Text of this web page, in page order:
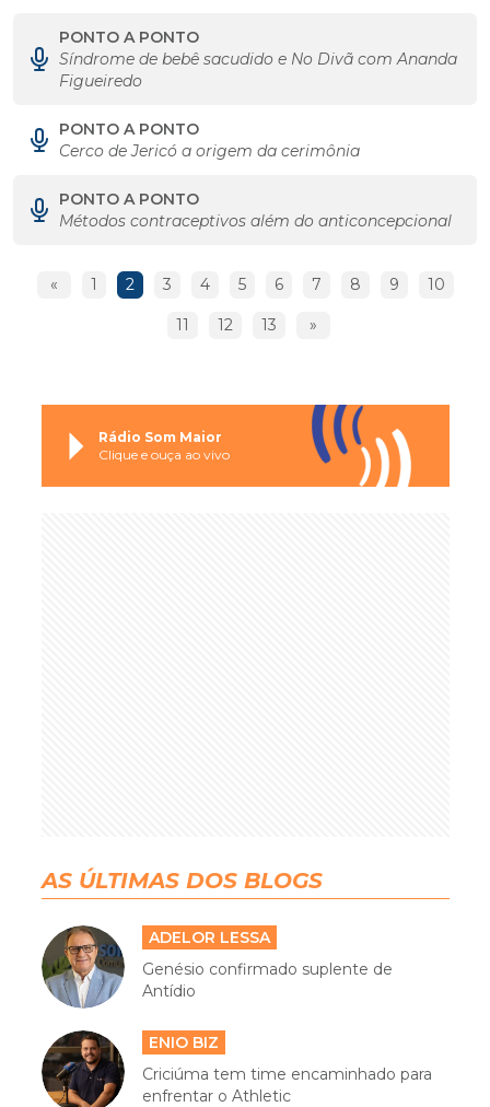
PONTO A PONTO
Síndrome de bebê sacudido e No Divã com Ananda
Figueiredo
PONTO A PONTO
Cerco de Jericó a origem da cerimônia
PONTO A PONTO
Métodos contraceptivos além do anticoncepcional
« 1 2 3 4 5 6 7 8 9 10
11 12 13 »
Rádio Som Maior
Clique e ouça ao vivo
AS ÚLTIMAS DOS BLOGS
ADELOR LESSA
Genésio confirmado suplente de
Antídio
ENIO BIZ
Criciúma tem time encaminhado para
enfrentar o Athletic